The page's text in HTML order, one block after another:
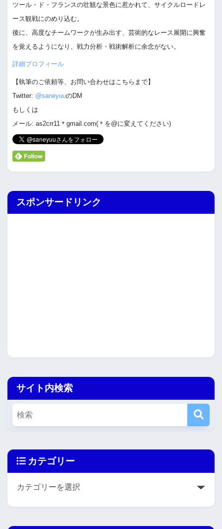
ツール・ド・フランスの壮観な景色に惹かれて、サイクルロードレ
ース観戦にのめり込む。
後に、高度なチームワークが生み出す、芸術的なレース展開に興奮
を覚えるようになり、戦力分析・戦術解析に余念がない。
詳細プロフィール
【執筆のご依頼等、お問い合わせはこちらまで】
Twitter: @saneyuuのDM
もしくは
メール: as2crr11＊gmail.com(＊を@に変えてください)
スポンサードリンク
サイト内検索
カテゴリー